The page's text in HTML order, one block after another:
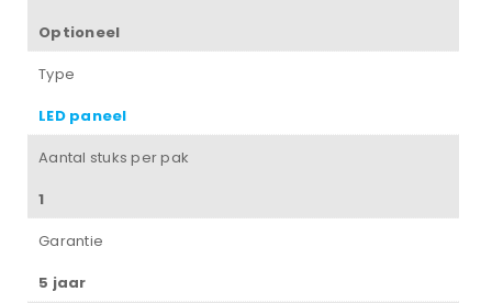
Optioneel
Type
LED paneel
Aantal stuks per pak
1
Garantie
5 jaar